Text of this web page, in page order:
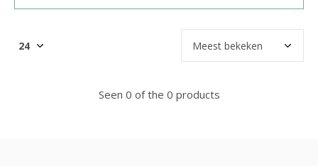
Seen 0 of the 0 products